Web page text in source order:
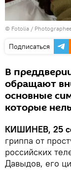
© Fotolia /
Подписаться
В
обращают
основные
которые
КИШИНЕВ, 25
гриппа от
российских
Давыдов, его